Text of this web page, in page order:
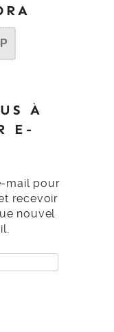
À
E-
mail pour
recevoir
nouvel